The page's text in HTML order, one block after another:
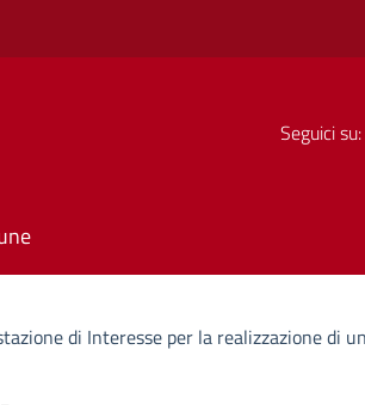
Seguici su:
di Interesse per la realizzazione di